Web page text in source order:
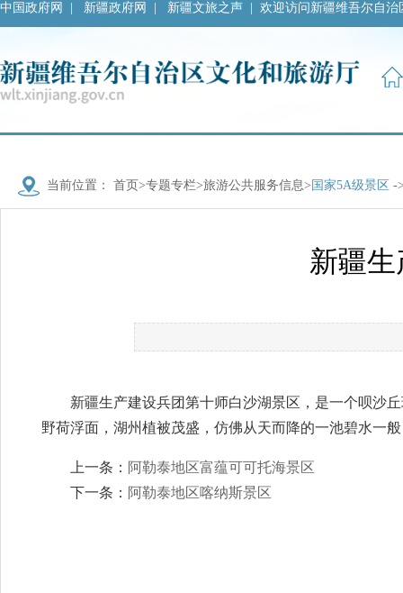
中国政府网 新疆政府网 新疆文旅之声 欢迎访问新疆维吾尔自
当前位置： 首页 >专题专栏>旅游公共服务信息> 国家5A级景区 -
新疆
新疆生产建设兵团第十师白沙湖景区，是一个呗沙
野荷浮面，湖州植被茂盛，仿佛从天而降的一池碧水一
上一条： 阿勒泰地区富蕴可可托海景区
下一条： 阿勒泰地区喀纳斯景区